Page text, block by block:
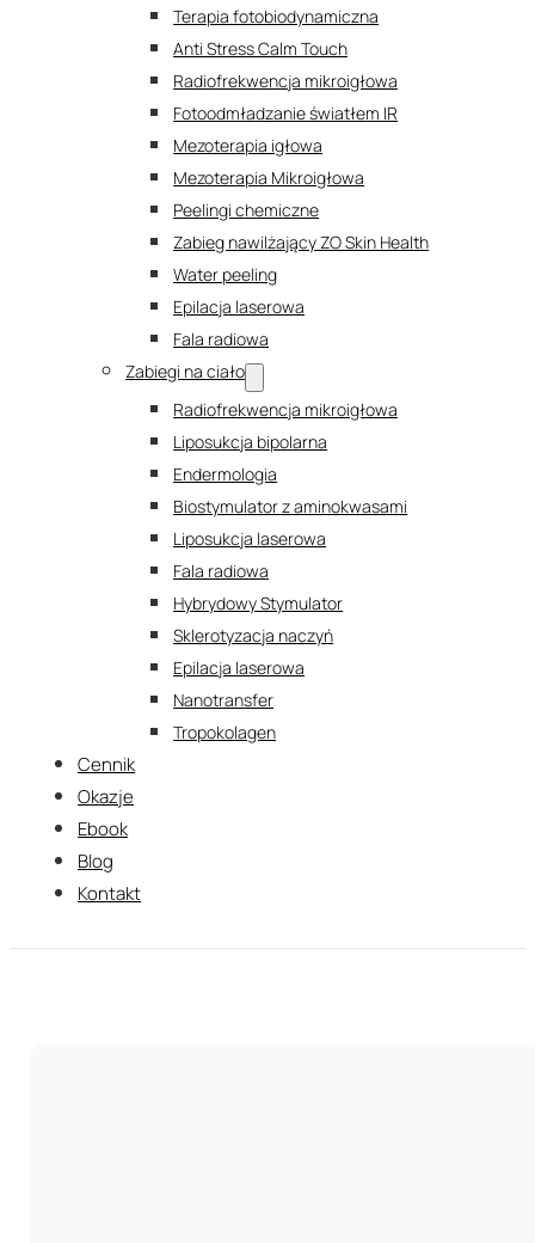
Terapia fotobiodynamiczna
Anti Stress Calm Touch
Radiofrekwencja mikroigłowa
Fotoodmładzanie światłem IR
Mezoterapia igłowa
Mezoterapia Mikroigłowa
Peelingi chemiczne
Zabieg nawilżający ZO Skin Health
Water peeling
Epilacja laserowa
Fala radiowa
Zabiegi na ciało
Radiofrekwencja mikroigłowa
Liposukcja bipolarna
Endermologia
Biostymulator z aminokwasami
Liposukcja laserowa
Fala radiowa
Hybrydowy Stymulator
Sklerotyzacja naczyń
Epilacja laserowa
Nanotransfer
Tropokolagen
Cennik
Okazje
Ebook
Blog
Kontakt